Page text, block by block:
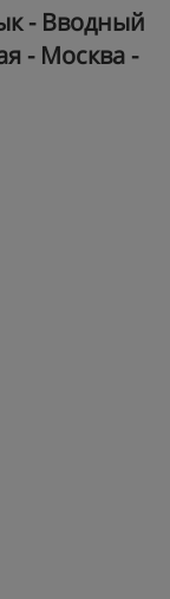
- Вводный
- Москва -